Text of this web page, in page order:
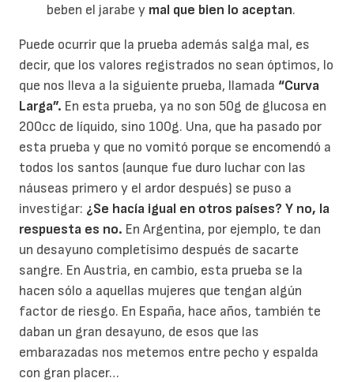
beben el jarabe y mal que bien lo aceptan.
Puede ocurrir que la prueba además salga mal, es
decir, que los valores registrados no sean óptimos, lo
que nos lleva a la siguiente prueba, llamada “Curva
Larga”. En esta prueba, ya no son 50g de glucosa en
200cc de líquido, sino 100g. Una, que ha pasado por
esta prueba y que no vomitó porque se encomendó a
todos los santos (aunque fue duro luchar con las
náuseas primero y el ardor después) se puso a
investigar: ¿Se hacía igual en otros países? Y no, la
respuesta es no. En Argentina, por ejemplo, te dan
un desayuno completísimo después de sacarte
sangre. En Austria, en cambio, esta prueba se la
hacen sólo a aquellas mujeres que tengan algún
factor de riesgo. En España, hace años, también te
daban un gran desayuno, de esos que las
embarazadas nos metemos entre pecho y espalda
con gran placer…